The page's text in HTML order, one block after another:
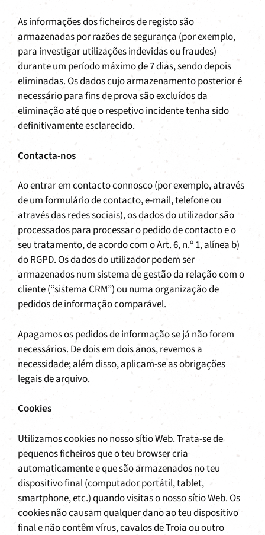
As informações dos ficheiros de registo são
armazenadas por razões de segurança (por exemplo,
para investigar utilizações indevidas ou fraudes)
durante um período máximo de 7 dias, sendo depois
eliminadas. Os dados cujo armazenamento posterior é
necessário para fins de prova são excluídos da
eliminação até que o respetivo incidente tenha sido
definitivamente esclarecido.
Contacta-nos
Ao entrar em contacto connosco (por exemplo, através
de um formulário de contacto, e-mail, telefone ou
através das redes sociais), os dados do utilizador são
processados para processar o pedido de contacto e o
seu tratamento, de acordo com o Art. 6, n.º 1, alínea b)
do RGPD. Os dados do utilizador podem ser
armazenados num sistema de gestão da relação com o
cliente (“sistema CRM”) ou numa organização de
pedidos de informação comparável.
Apagamos os pedidos de informação se já não forem
necessários. De dois em dois anos, revemos a
necessidade; além disso, aplicam-se as obrigações
legais de arquivo.
Cookies
Utilizamos cookies no nosso sítio Web. Trata-se de
pequenos ficheiros que o teu browser cria
automaticamente e que são armazenados no teu
dispositivo final (computador portátil, tablet,
smartphone, etc.) quando visitas o nosso sítio Web. Os
cookies não causam qualquer dano ao teu dispositivo
final e não contêm vírus, cavalos de Troia ou outro